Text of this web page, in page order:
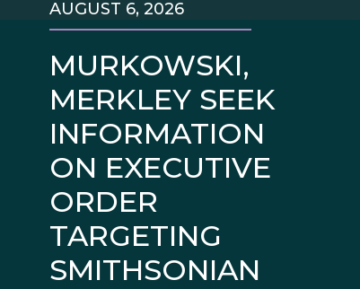
MURKOWSKI,
MERKLEY SEEK
INFORMATION
ON EXECUTIVE
ORDER
TARGETING
SMITHSONIAN
AUGUST 6, 2026